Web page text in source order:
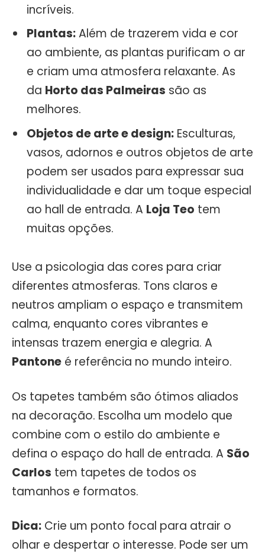
incríveis.
Plantas:Além de trazerem vida e cor
ao ambiente, as plantas purificam o ar
e criam uma atmosfera relaxante. As
da Horto das Palmeiras são as
melhores.
Objetos de arte e design: Esculturas,
vasos, adornos e outros objetos de arte
podem ser usados para expressar sua
individualidade e dar um toque especial
ao hall de entrada. A Loja Teo tem
muitas opções.
Use a psicologia das cores para criar
diferentes atmosferas. Tons claros e
neutros ampliam o espaço e transmitem
calma, enquanto cores vibrantes e
intensas trazem energia e alegria. A
Pantone é referência no mundo inteiro.
Os tapetes também são ótimos aliados
na decoração. Escolha um modelo que
combine com o estilo do ambiente e
defina o espaço do hall de entrada. A São
Carlos tem tapetes de todos os
tamanhos e formatos.
Dica: Crie um ponto focal para atrair o
olhar e despertar o interesse. Pode ser um